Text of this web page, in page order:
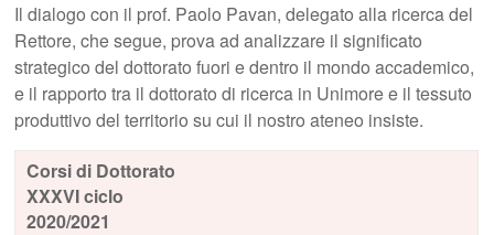
Il dialogo con il prof. Paolo Pavan, delegato alla ricerca del
Rettore, che segue, prova ad analizzare il significato
strategico del dottorato fuori e dentro il mondo accademico,
e il rapporto tra il dottorato di ricerca in Unimore e il tessuto
produttivo del territorio su cui il nostro ateneo insiste.
Corsi di Dottorato
XXXVI ciclo
2020/2021